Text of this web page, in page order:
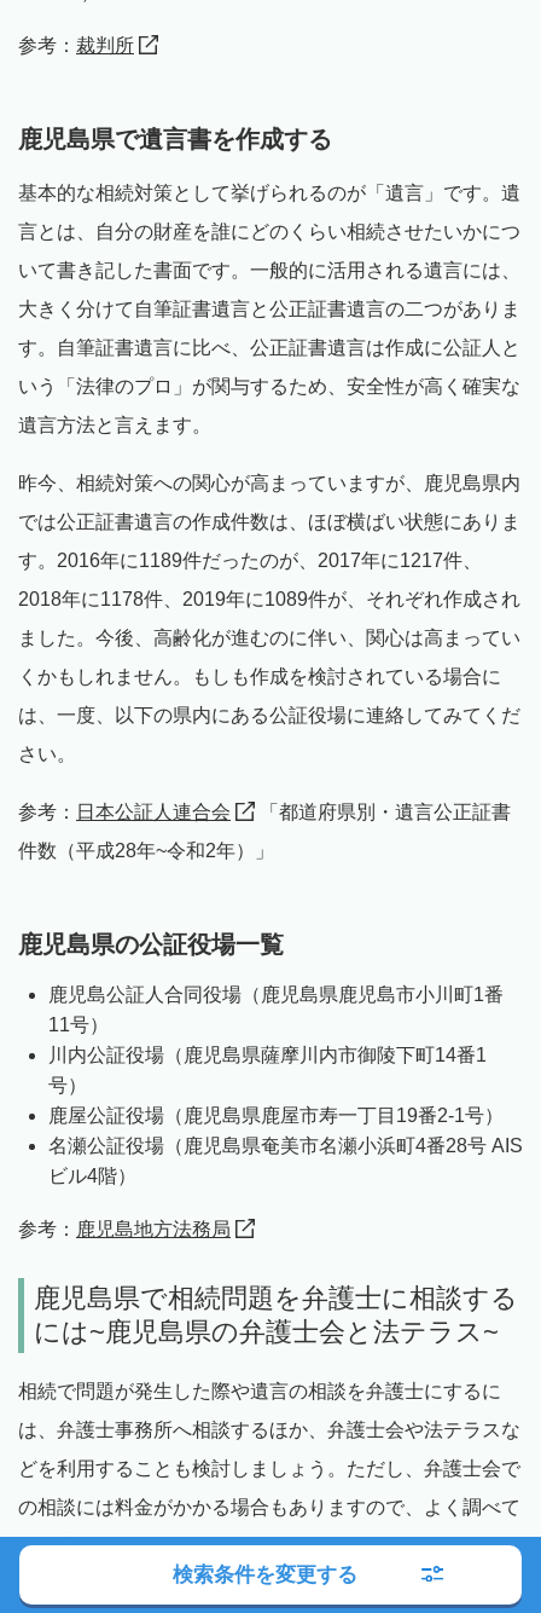
参考： 裁判所
鹿児島県で遺言書を作成する
基本的な相続対策として挙げられるのが「遺言」です。遺
言とは、自分の財産を誰にどのくらい相続させたいかにつ
いて書き記した書面です。一般的に活用される遺言には、
大きく分けて自筆証書遺言と公正証書遺言の二つがありま
す。自筆証書遺言に比べ、公正証書遺言は作成に公証人と
いう「法律のプロ」が関与するため、安全性が高く確実な
遺言方法と言えます。
昨今、相続対策への関心が高まっていますが、鹿児島県内
では公正証書遺言の作成件数は、ほぼ横ばい状態にありま
す。2016年に1189件だったのが、2017年に1217件、
2018年に1178件、2019年に1089件が、それぞれ作成され
ました。今後、高齢化が進むのに伴い、関心は高まってい
くかもしれません。もしも作成を検討されている場合に
は、一度、以下の県内にある公証役場に連絡してみてくだ
さい。
参考： 日本公証人連合会
「都道府県別・遺言公正証書
件数（平成28年~令和2年）」
鹿児島県の公証役場一覧
鹿児島公証人合同役場（鹿児島県鹿児島市小川町1番
11号）
川内公証役場（鹿児島県薩摩川内市御陵下町14番1
号）
鹿屋公証役場（鹿児島県鹿屋市寿一丁目19番2-1号）
名瀬公証役場（鹿児島県奄美市名瀬小浜町4番28号 AIS
ビル4階）
参考： 鹿児島地方法務局
鹿児島県で相続問題を弁護士に相談する
には~鹿児島県の弁護士会と法テラス~
相続で問題が発生した際や遺言の相談を弁護士にするに
は、弁護士事務所へ相談するほか、弁護士会や法テラスな
どを利用することも検討しましょう。ただし、弁護士会で
の相談には料金がかかる場合もありますので、よく調べて
から利用することをおすすめします。
検索条件を変更する